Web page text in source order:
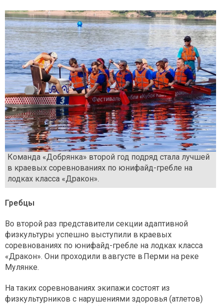
Команда «Добрянка» второй год подряд стала лучшей
в краевых соревнованиях по юнифайд-гребле на
лодках класса «Дракон».
Гребцы
Во второй раз представители секции адаптивной
физкультуры успешно выступили в краевых
соревнованиях по юнифайд-гребле на лодках класса
«Дракон». Они проходили в августе в Перми на реке
Мулянке.
На таких соревнованиях экипажи состоят из
физкультурников с нарушениями здоровья (атлетов)